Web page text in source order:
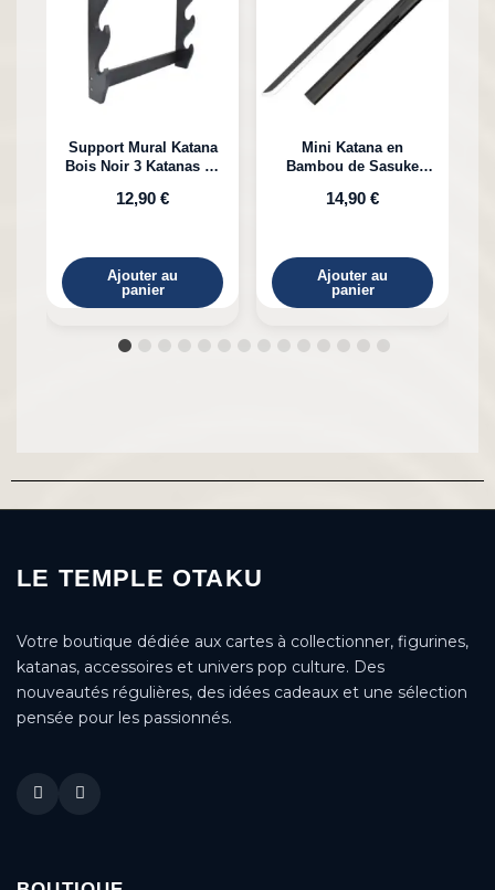
Support Mural Katana
Bois Noir 3 Katanas en
12,90 €
Ajouter au
panier
Mini Katana en
Bambou de Sasuke
14,90 €
Ajouter au
panier
LE TEMPLE OTAKU
Votre boutique dédiée aux cartes à collectionner, figurines,
katanas, accessoires et univers pop culture. Des
nouveautés régulières, des idées cadeaux et une sélection
pensée pour les passionnés.